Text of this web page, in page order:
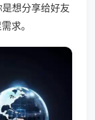
想分享给好友
求。